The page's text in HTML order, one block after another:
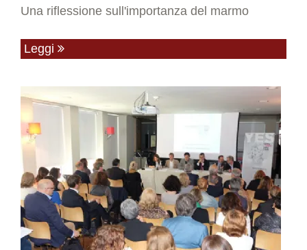
Una riflessione sull'importanza del marmo
Leggi